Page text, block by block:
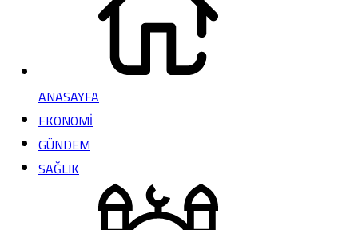
ANASAYFA
EKONOMİ
GÜNDEM
SAĞLIK